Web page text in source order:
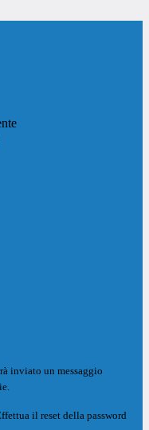
inviato un messaggio
il reset della password